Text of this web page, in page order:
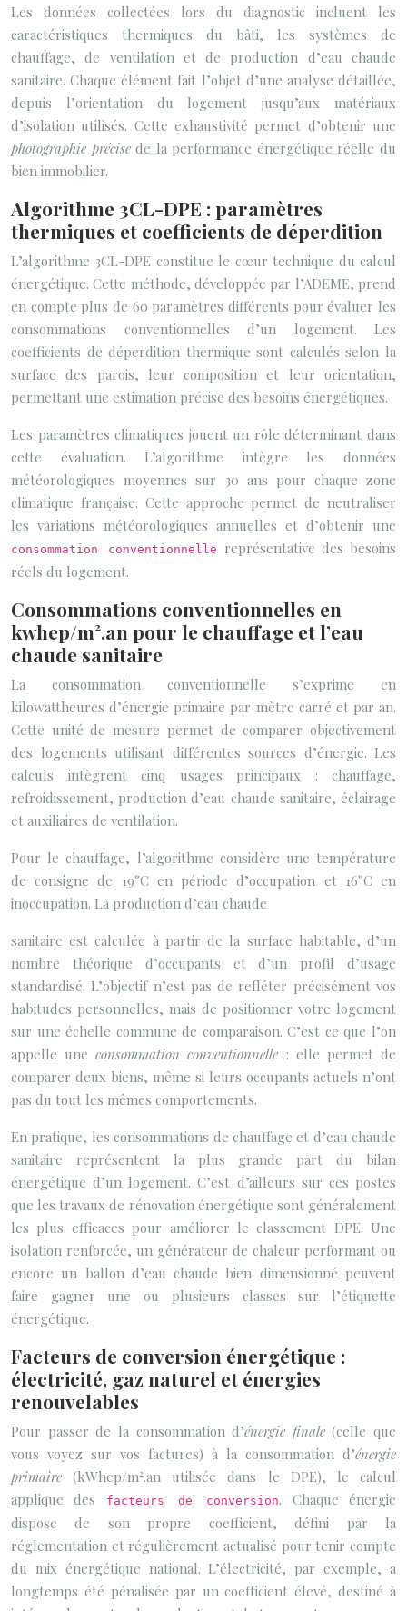
Les données collectées lors du diagnostic incluent les
caractéristiques thermiques du bâti, les systèmes de
chauffage, de ventilation et de production d’eau chaude
sanitaire. Chaque élément fait l’objet d’une analyse détaillée,
depuis l’orientation du logement jusqu’aux matériaux
d’isolation utilisés. Cette exhaustivité permet d’obtenir une
photographie précisede la performance énergétique réelle du
bien immobilier.
Algorithme 3CL-DPE : paramètres
thermiques et coefficients de déperdition
L’algorithme 3CL-DPE constitue le cœur technique du calcul
énergétique. Cette méthode, développée par l’ADEME, prend
en compte plus de 60 paramètres différents pour évaluer les
consommations conventionnelles d’un logement. Les
coefficients de déperdition thermique sont calculés selon la
surface des parois, leur composition et leur orientation,
permettant une estimation précise des besoins énergétiques.
Les paramètres climatiques jouent un rôle déterminant dans
cette évaluation. L’algorithme intègre les données
météorologiques moyennes sur 30 ans pour chaque zone
climatique française. Cette approche permet de neutraliser
les variations météorologiques annuelles et d’obtenir une
consommation conventionnelle
représentative des besoins
réels du logement.
Consommations conventionnelles en
kwhep/m².an pour le chauffage et l’eau
chaude sanitaire
La consommation conventionnelle s’exprime en
kilowattheures d’énergie primaire par mètre carré et par an.
Cette unité de mesure permet de comparer objectivement
des logements utilisant différentes sources d’énergie. Les
calculs intègrent cinq usages principaux : chauffage,
refroidissement, production d’eau chaude sanitaire, éclairage
et auxiliaires de ventilation.
Pour le chauffage, l’algorithme considère une température
de consigne de 19°C en période d’occupation et 16°C en
inoccupation. La production d’eau chaude
sanitaire est calculée à partir de la surface habitable, d’un
nombre théorique d’occupants et d’un profil d’usage
standardisé. L’objectif n’est pas de refléter précisément vos
habitudes personnelles, mais de positionner votre logement
sur une échelle commune de comparaison. C’est ce que l’on
appelle uneconsommation conventionnelle : elle permet de
comparer deux biens, même si leurs occupants actuels n’ont
pas du tout les mêmes comportements.
En pratique, les consommations de chauffage et d’eau chaude
sanitaire représentent la plus grande part du bilan
énergétique d’un logement. C’est d’ailleurs sur ces postes
que les travaux de rénovation énergétique sont généralement
les plus efficaces pour améliorer le classement DPE. Une
isolation renforcée, un générateur de chaleur performant ou
encore un ballon d’eau chaude bien dimensionné peuvent
faire gagner une ou plusieurs classes sur l’étiquette
énergétique.
Facteurs de conversion énergétique :
électricité, gaz naturel et énergies
renouvelables
Pour passer de la consommation d’énergie finale(celle que
vous voyez sur vos factures) à la consommation d’énergie
primaire (kWhep/m².an utilisée dans le DPE), le calcul
applique des
facteurs de conversion. Chaque énergie
dispose de son propre coefficient, défini par la
réglementation et régulièrement actualisé pour tenir compte
du mix énergétique national. L’électricité, par exemple, a
longtemps été pénalisée par un coefficient élevé, destiné à